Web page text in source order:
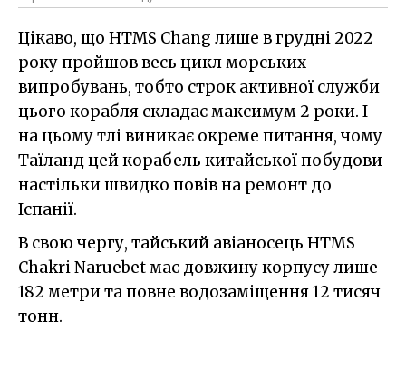
Цікаво, що HTMS Chang лише в грудні 2022
року пройшов весь цикл морських
випробувань, тобто строк активної служби
цього корабля складає максимум 2 роки. І
на цьому тлі виникає окреме питання, чому
Таїланд цей корабель китайської побудови
настільки швидко повів на ремонт до
Іспанії.
В свою чергу, тайський авіаносець HTMS
Chakri Naruebet має довжину корпусу лише
182 метри та повне водозаміщення 12 тисяч
тонн.